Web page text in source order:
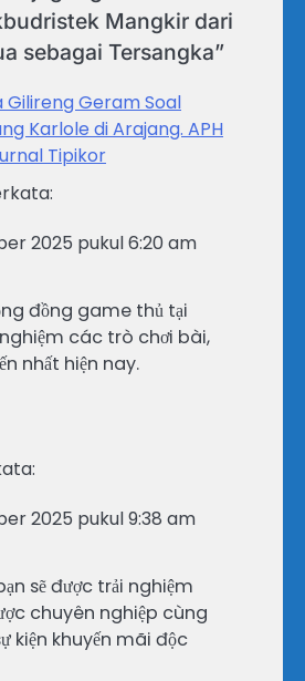
Mangkir dari
sebagai Tersangka”
Gilireng Geram Soal
Karlole di Arajang. APH
Tipikor
2025 pukul 6:20 am
đồng game thủ tại
các trò chơi bài,
nhất hiện nay.
2025 pukul 9:38 am
sẽ được trải nghiệm
chuyên nghiệp cùng
kiện khuyến mãi độc